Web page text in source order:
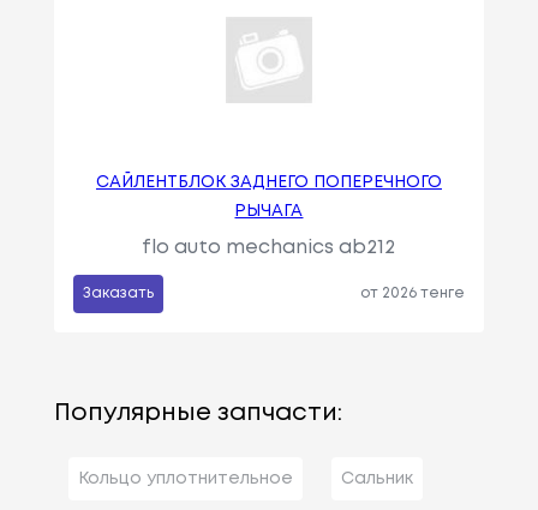
САЙЛЕНТБЛОК ЗАДНЕГО ПОПЕРЕЧНОГО
РЫЧАГА
flo auto mechanics ab212
Заказать от 2026 тенге
Популярные запчасти:
Кольцо уплотнительное Сальник